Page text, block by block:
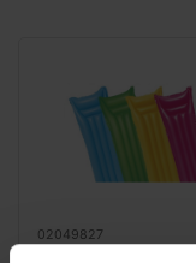
02049827